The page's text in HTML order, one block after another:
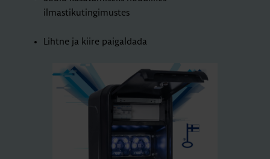
ilmastikutingimustes
Lihtne ja kiire paigaldada